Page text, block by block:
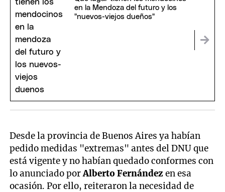
en la Mendoza del futuro y los
"nuevos-viejos dueños"
Desde la provincia de Buenos Aires ya habían
pedido medidas "extremas" antes del DNU que
está vigente y no habían quedado conformes con
lo anunciado porAlberto Fernández en esa
ocasión. Por ello, reiteraron la necesidad de